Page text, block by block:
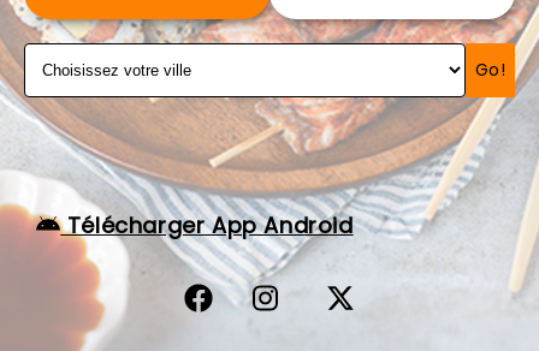
Go!
Télécharger App Android